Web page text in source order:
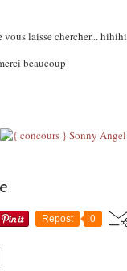
vous laisse chercher... hihihi
beaucoup
Repost 0